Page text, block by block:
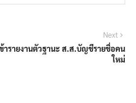
Next
post:
ารายงานตัวฐานะ ส.ส.บัญชีรายชื่อคน
ใหม่